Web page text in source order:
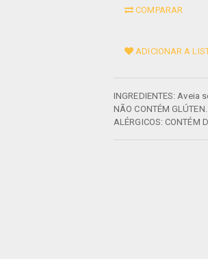
COMPARAR
ADICIONAR A
INGREDIENTES: Aveia
NÃO CONTÉM
ALÉRGICOS: CONTÉM